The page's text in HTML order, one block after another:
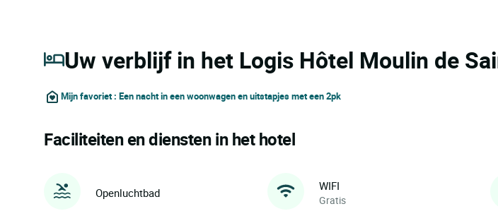
Uw verblijf in het Logis Hôtel Moulin de
Mijn favoriet : Een nacht in een woonwagen en uitstapjes met een 2pk
Faciliteiten en diensten in het hotel
Openluchtbad WIFI
Gratis